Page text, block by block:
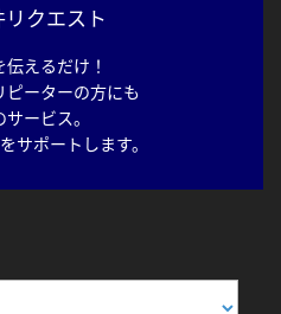
クエスト
えるだけ！
ピーターの方にも
ービス。
サポートします。